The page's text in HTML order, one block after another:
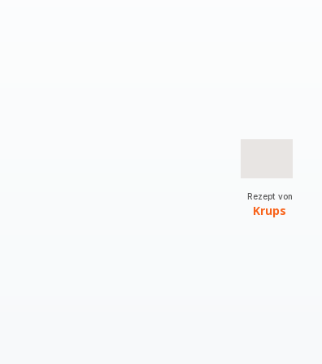
Rezept von
Krups